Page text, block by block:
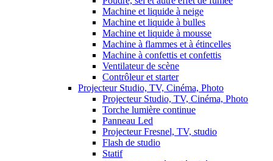
Machine et liquide à neige
Machine et liquide à bulles
Machine et liquide à mousse
Machine à flammes et à étincelles
Machine à confettis et confettis
Ventilateur de scène
Contrôleur et starter
Projecteur Studio, TV, Cinéma, Photo
Projecteur Studio, TV, Cinéma, Photo
Torche lumière continue
Panneau Led
Projecteur Fresnel, TV, studio
Flash de studio
Statif